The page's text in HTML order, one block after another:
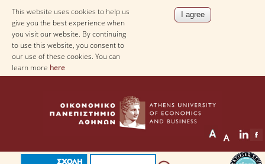
This website uses cookies to help us
give you the best experience when
you visit our website. By continuing
to use this website, you consent to
our use of these cookies. You can
learn more here